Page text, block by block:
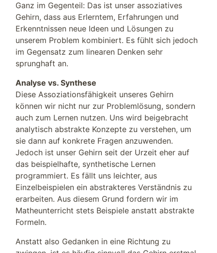
Ganz im Gegenteil: Das ist unser assoziatives
Gehirn, dass aus Erlerntem, Erfahrungen und
Erkenntnissen neue Ideen und Lösungen zu
unserem Problem kombiniert. Es fühlt sich jedoch
im Gegensatz zum linearen Denken sehr
sprunghaft an.
Analyse vs. Synthese
Diese Assoziationsfähigkeit unseres Gehirn
können wir nicht nur zur Problemlösung, sondern
auch zum Lernen nutzen. Uns wird beigebracht
analytisch abstrakte Konzepte zu verstehen, um
sie dann auf konkrete Fragen anzuwenden.
Jedoch ist unser Gehirn seit der Urzeit eher auf
das beispielhafte, synthetische Lernen
programmiert. Es fällt uns leichter, aus
Einzelbeispielen ein abstrakteres Verständnis zu
erarbeiten. Aus diesem Grund fordern wir im
Matheunterricht stets Beispiele anstatt abstrakte
Formeln.
Anstatt also Gedanken in eine Richtung zu